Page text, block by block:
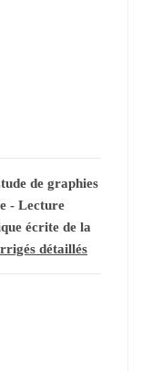
de graphies
- Lecture
écrite de la
détaillés